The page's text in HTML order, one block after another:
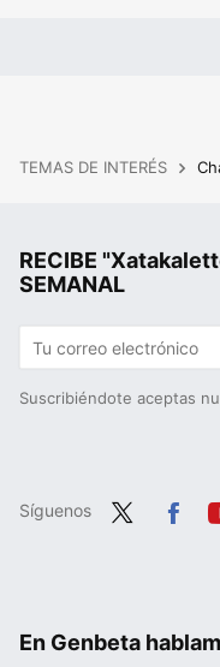
TEMAS DE INTERÉS
RECIBE
SEMANAL
Suscribiéndote aceptas
Síguenos
En Genbeta